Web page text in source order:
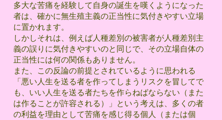
多大な苦痛を経験して自身の誕生を嘆くようになった
者は、確かに無生殖主義の正当性に気付きやすい立場
に置かれます。
しかしそれは、例えば人種差別の被害者が人種差別主
義の誤りに気付きやすいのと同じで、その立場自体の
正当性には何の関係もありません。
また、この反論の前提とされているように思われる
「悪い人生を送る者を作ってしまうリスクを冒してで
も、いい人生を送る者たちを作らねばならない（また
は作ることが許容される）」という考えは、多くの者
の利益を理由として苦痛を感じ得る個人（または個